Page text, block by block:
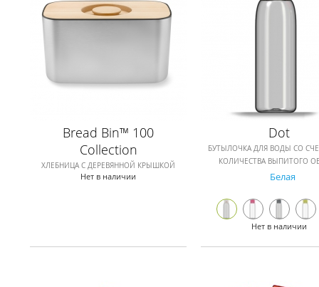
Bread Bin™ 100
Collection
ХЛЕБНИЦА С ДЕРЕВЯННОЙ КРЫШКОЙ
Нет в наличии
Dot
БУТЫЛОЧКА ДЛЯ ВОДЫ СО
КОЛИЧЕСТВА ВЫПИТОГО
Белая
Нет в наличии